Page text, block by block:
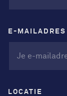
E-MAILADRES
LOCATIE